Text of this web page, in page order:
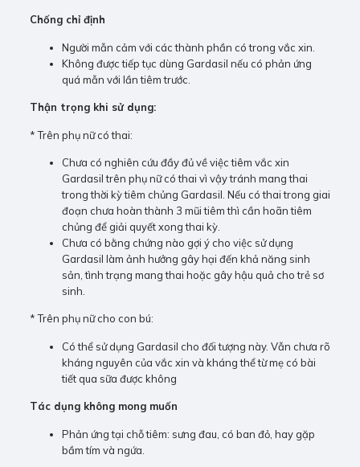
Chống chỉ định
Người mẫn cảm với các thành phần có trong vắc xin.
Không được tiếp tục dùng Gardasil nếu có phản ứng
quá mẫn với lần tiêm trước.
Thận trọng khi sử dụng:
* Trên phụ nữ có thai:
Chưa có nghiên cứu đầy đủ về việc tiêm vắc xin
Gardasil trên phụ nữ có thai vì vậy tránh mang thai
trong thời kỳ tiêm chủng Gardasil. Nếu có thai trong giai
đoạn chưa hoàn thành 3 mũi tiêm thì cần hoãn tiêm
chủng để giải quyết xong thai kỳ.
Chưa có bằng chứng nào gợi ý cho việc sử dụng
Gardasil làm ảnh hưởng gây hại đến khả năng sinh
sản, tình trạng mang thai hoặc gây hậu quả cho trẻ sơ
sinh.
* Trên phụ nữ cho con bú:
Có thể sử dụng Gardasil cho đối tượng này. Vẫn chưa rõ
kháng nguyên của vắc xin và kháng thể từ mẹ có bài
tiết qua sữa được không
Tác dụng không mong muốn
Phản ứng tại chỗ tiêm: sưng đau, có ban đỏ, hay gặp
bầm tím và ngứa.